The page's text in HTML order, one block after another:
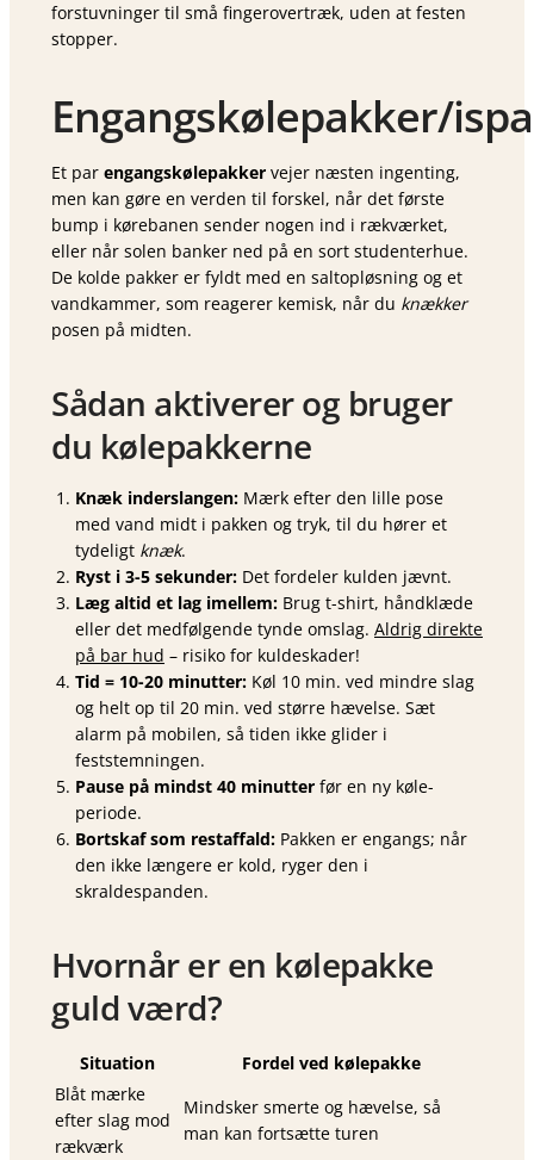
forstuvninger til små fingerovertræk, uden at festen
stopper.
Engangskølepakker/
Et par engangskølepakker vejer næsten ingenting,
men kan gøre en verden til forskel, når det første
bump i kørebanen sender nogen ind i rækværket,
eller når solen banker ned på en sort studenterhue.
De kolde pakker er fyldt med en saltopløsning og et
vandkammer, som reagerer kemisk, når du knækker
posen på midten.
Sådan aktiverer og bruger
du kølepakkerne
Knæk inderslangen: Mærk efter den lille pose
med vand midt i pakken og tryk, til du hører et
tydeligt knæk.
Ryst i 3-5 sekunder: Det fordeler kulden jævnt.
Læg altid et lag imellem: Brug t-shirt, håndklæde
eller det medfølgende tynde omslag. Aldrig direkte
på bar hud – risiko for kulde­skader!
Tid = 10-20 minutter: Køl 10 min. ved mindre slag
og helt op til 20 min. ved større hævelse. Sæt
alarm på mobilen, så tiden ikke glider i
feststemningen.
Pause på mindst 40 minutter før en ny køle­
periode.
Bortskaf som restaffald: Pakken er engangs; når
den ikke længere er kold, ryger den i
skraldespanden.
Hvornår er en kølepakke
guld værd?
Situation
Fordel ved kølepakke
Blåt mærke
efter slag mod
rækværk
Mindsker smerte og hævelse, så
man kan fortsætte turen